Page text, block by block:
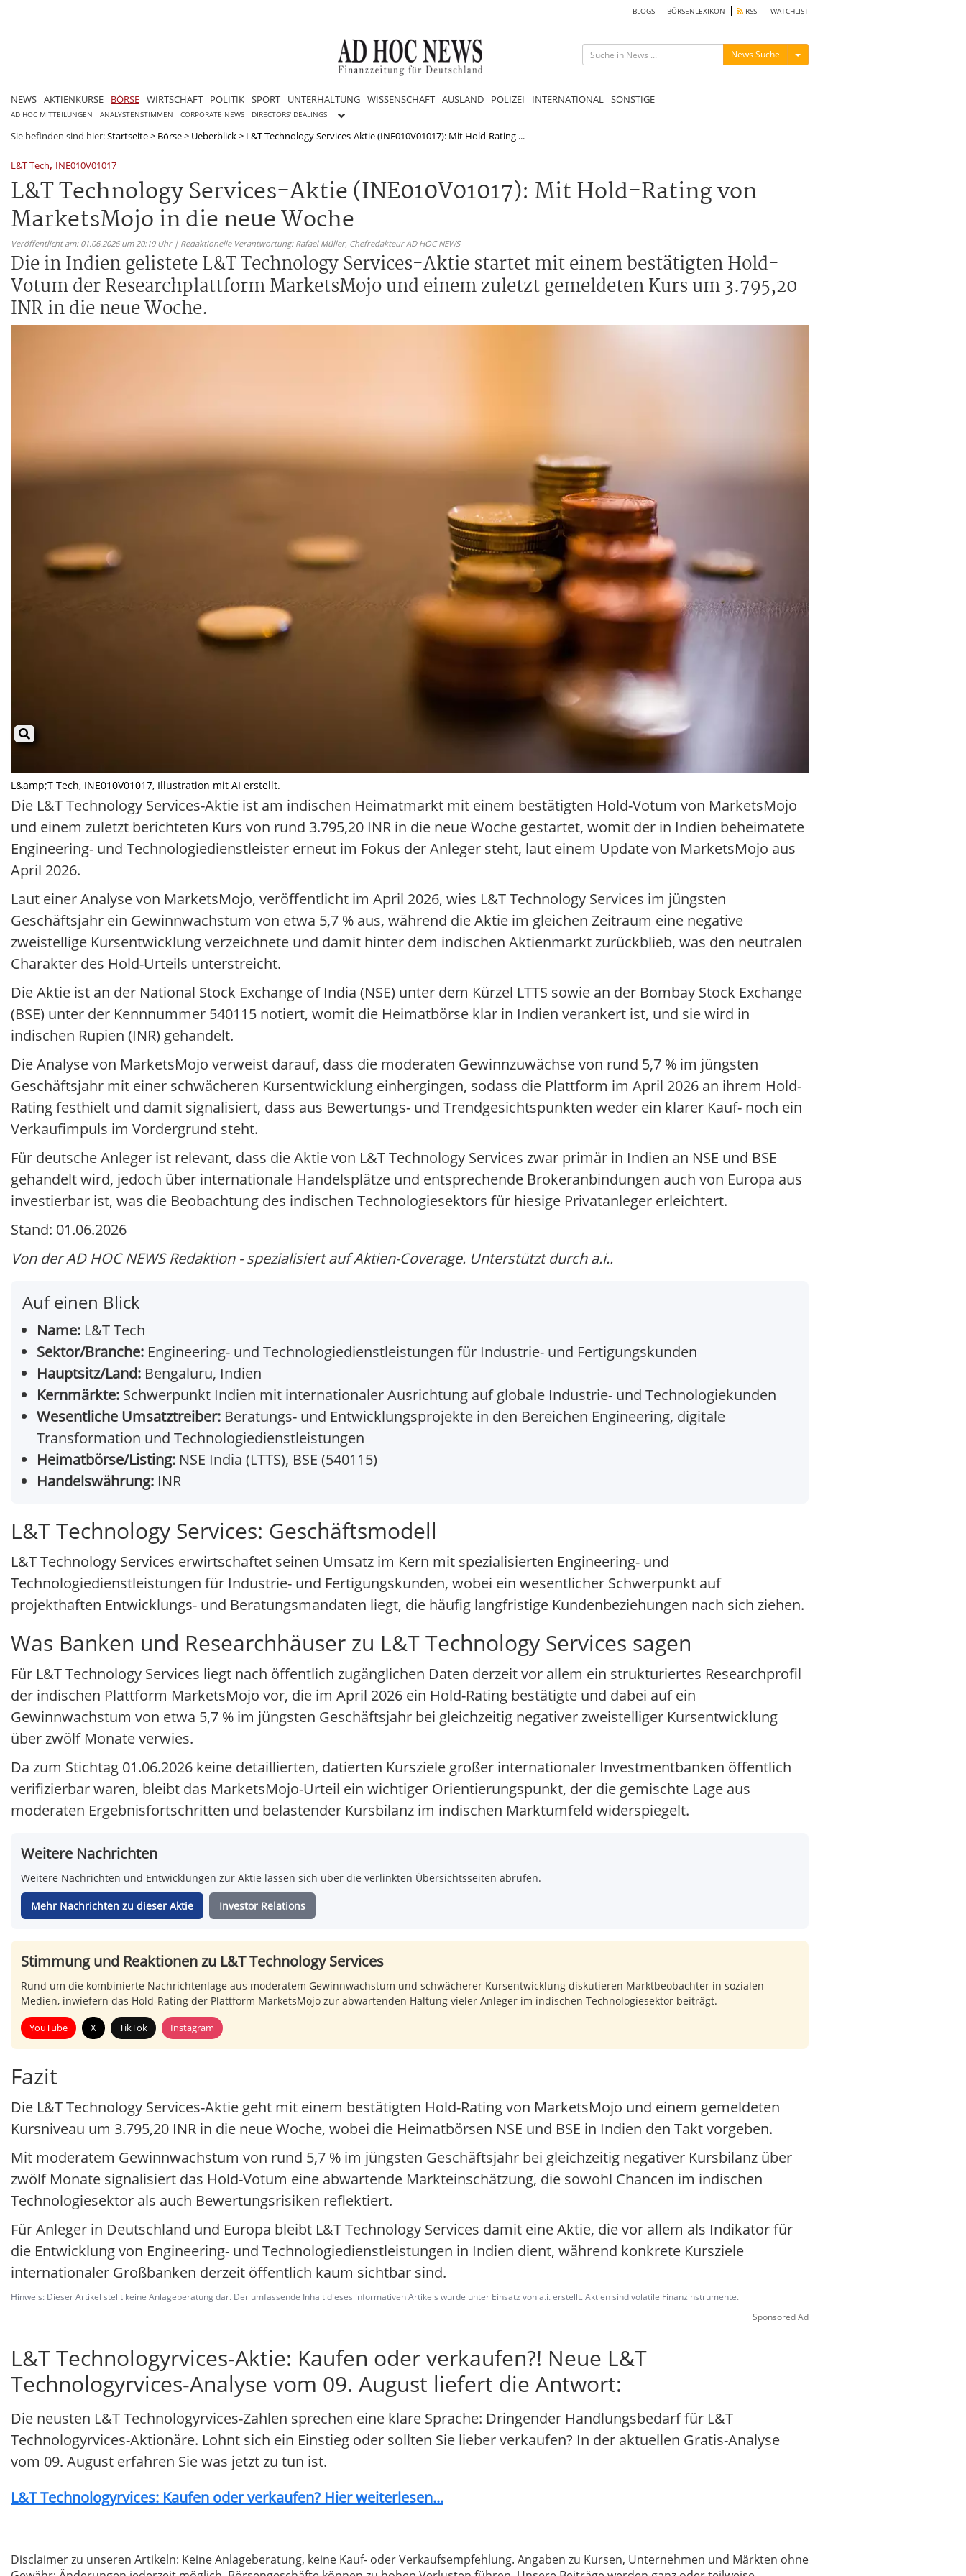
BLOGS BÖRSENLEXIKON RSS WATCHLIST
News Suche Menü ein-/ausblenden
NEWS AKTIENKURSE BÖRSE WIRTSCHAFT POLITIK SPORT UNTERHALTUNG WISSENSCHAFT AUSLAND POLIZEI INTERNATIONAL SONSTIGE
AD HOC MITTEILUNGEN ANALYSTENSTIMMEN CORPORATE NEWS DIRECTORS' DEALINGS
Sie befinden sind hier:Startseite> Börse> Ueberblick> L&T Technology Services-Aktie (INE010V01017): Mit Hold-Rating ...
L&T Tech, INE010V01017
L&T Technology Services-Aktie (INE010V01017): Mit Hold-Rating von
MarketsMojo in die neue Woche
Veröffentlicht am: 01.06.2026 um 20:19 Uhr | Redaktionelle Verantwortung: Rafael Müller, Chefredakteur AD HOC NEWS
Die in Indien gelistete L&T Technology Services-Aktie startet mit einem bestätigten Hold-
Votum der Researchplattform MarketsMojo und einem zuletzt gemeldeten Kurs um 3.795,20
INR in die neue Woche.
L&amp;T Tech, INE010V01017, Illustration mit AI erstellt.
Die L&T Technology Services-Aktie ist am indischen Heimatmarkt mit einem bestätigten Hold-Votum von MarketsMojo
und einem zuletzt berichteten Kurs von rund 3.795,20 INR in die neue Woche gestartet, womit der in Indien beheimatete
Engineering- und Technologiedienstleister erneut im Fokus der Anleger steht, laut einem Update von MarketsMojo aus
April 2026.
Laut einer Analyse von MarketsMojo, veröffentlicht im April 2026, wies L&T Technology Services im jüngsten
Geschäftsjahr ein Gewinnwachstum von etwa 5,7 % aus, während die Aktie im gleichen Zeitraum eine negative
zweistellige Kursentwicklung verzeichnete und damit hinter dem indischen Aktienmarkt zurückblieb, was den neutralen
Charakter des Hold-Urteils unterstreicht.
Die Aktie ist an der National Stock Exchange of India (NSE) unter dem Kürzel LTTS sowie an der Bombay Stock Exchange
(BSE) unter der Kennnummer 540115 notiert, womit die Heimatbörse klar in Indien verankert ist, und sie wird in
indischen Rupien (INR) gehandelt.
Die Analyse von MarketsMojo verweist darauf, dass die moderaten Gewinnzuwächse von rund 5,7 % im jüngsten
Geschäftsjahr mit einer schwächeren Kursentwicklung einhergingen, sodass die Plattform im April 2026 an ihrem Hold-
Rating festhielt und damit signalisiert, dass aus Bewertungs- und Trendgesichtspunkten weder ein klarer Kauf- noch ein
Verkaufimpuls im Vordergrund steht.
Für deutsche Anleger ist relevant, dass die Aktie von L&T Technology Services zwar primär in Indien an NSE und BSE
gehandelt wird, jedoch über internationale Handelsplätze und entsprechende Brokeranbindungen auch von Europa aus
investierbar ist, was die Beobachtung des indischen Technologiesektors für hiesige Privatanleger erleichtert.
Stand: 01.06.2026
Von der AD HOC NEWS Redaktion - spezialisiert auf Aktien-Coverage. Unterstützt durch a.i..
Auf einen Blick
Name: L&T Tech
Sektor/Branche: Engineering- und Technologiedienstleistungen für Industrie- und Fertigungskunden
Hauptsitz/Land: Bengaluru, Indien
Kernmärkte: Schwerpunkt Indien mit internationaler Ausrichtung auf globale Industrie- und Technologiekunden
Wesentliche Umsatztreiber: Beratungs- und Entwicklungsprojekte in den Bereichen Engineering, digitale
Transformation und Technologiedienstleistungen
Heimatbörse/Listing: NSE India (LTTS), BSE (540115)
Handelswährung: INR
L&T Technology Services: Geschäftsmodell
L&T Technology Services erwirtschaftet seinen Umsatz im Kern mit spezialisierten Engineering- und
Technologiedienstleistungen für Industrie- und Fertigungskunden, wobei ein wesentlicher Schwerpunkt auf
projekthaften Entwicklungs- und Beratungsmandaten liegt, die häufig langfristige Kundenbeziehungen nach sich ziehen.
Was Banken und Researchhäuser zu L&T Technology Services sagen
Für L&T Technology Services liegt nach öffentlich zugänglichen Daten derzeit vor allem ein strukturiertes Researchprofil
der indischen Plattform MarketsMojo vor, die im April 2026 ein Hold-Rating bestätigte und dabei auf ein
Gewinnwachstum von etwa 5,7 % im jüngsten Geschäftsjahr bei gleichzeitig negativer zweistelliger Kursentwicklung
über zwölf Monate verwies.
Da zum Stichtag 01.06.2026 keine detaillierten, datierten Kursziele großer internationaler Investmentbanken öffentlich
verifizierbar waren, bleibt das MarketsMojo-Urteil ein wichtiger Orientierungspunkt, der die gemischte Lage aus
moderaten Ergebnisfortschritten und belastender Kursbilanz im indischen Marktumfeld widerspiegelt.
Weitere Nachrichten
Weitere Nachrichten und Entwicklungen zur Aktie lassen sich über die verlinkten Übersichtsseiten abrufen.
Mehr Nachrichten zu dieser Aktie Investor Relations
Stimmung und Reaktionen zu L&T Technology Services
Rund um die kombinierte Nachrichtenlage aus moderatem Gewinnwachstum und schwächerer Kursentwicklung diskutieren Marktbeobachter in sozialen
Medien, inwiefern das Hold-Rating der Plattform MarketsMojo zur abwartenden Haltung vieler Anleger im indischen Technologiesektor beiträgt.
YouTube X TikTok Instagram
Fazit
Die L&T Technology Services-Aktie geht mit einem bestätigten Hold-Rating von MarketsMojo und einem gemeldeten
Kursniveau um 3.795,20 INR in die neue Woche, wobei die Heimatbörsen NSE und BSE in Indien den Takt vorgeben.
Mit moderatem Gewinnwachstum von rund 5,7 % im jüngsten Geschäftsjahr bei gleichzeitig negativer Kursbilanz über
zwölf Monate signalisiert das Hold-Votum eine abwartende Markteinschätzung, die sowohl Chancen im indischen
Technologiesektor als auch Bewertungsrisiken reflektiert.
Für Anleger in Deutschland und Europa bleibt L&T Technology Services damit eine Aktie, die vor allem als Indikator für
die Entwicklung von Engineering- und Technologiedienstleistungen in Indien dient, während konkrete Kursziele
internationaler Großbanken derzeit öffentlich kaum sichtbar sind.
Hinweis: Dieser Artikel stellt keine Anlageberatung dar. Der umfassende Inhalt dieses informativen Artikels wurde unter Einsatz von a.i. erstellt. Aktien sind volatile Finanzinstrumente.
Sponsored Ad
L&T Technologyrvices-Aktie: Kaufen oder verkaufen?! Neue L&T
Technologyrvices-Analyse vom 09. August liefert die Antwort:
Die neusten L&T Technologyrvices-Zahlen sprechen eine klare Sprache: Dringender Handlungsbedarf für L&T
Technologyrvices-Aktionäre. Lohnt sich ein Einstieg oder sollten Sie lieber verkaufen? In der aktuellen Gratis-Analyse
vom 09. August erfahren Sie was jetzt zu tun ist.
L&T Technologyrvices: Kaufen oder verkaufen? Hier weiterlesen...
Disclaimer zu unseren Artikeln: Keine Anlageberatung, keine Kauf- oder Verkaufsempfehlung. Angaben zu Kursen, Unternehmen und Märkten ohne